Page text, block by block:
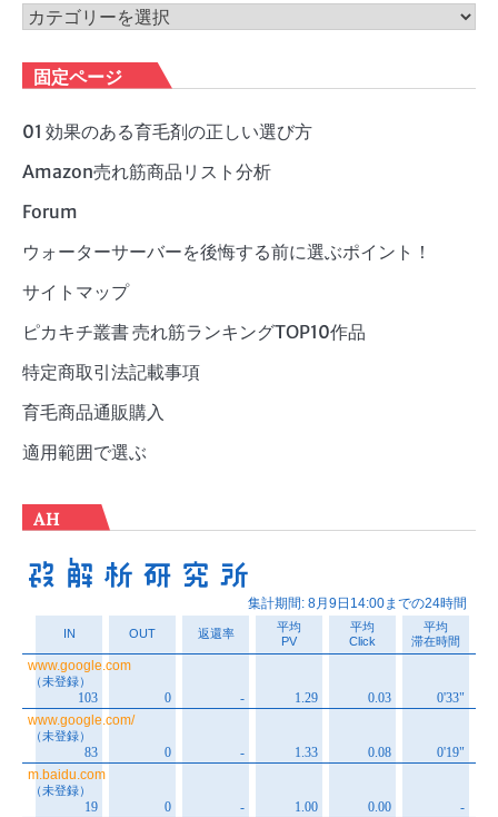
ブ
カ
ゴ
リ
ー
固定ページ
01 効果のある育毛剤の正しい選び方
Amazon売れ筋商品リスト分析
Forum
ウォーターサーバーを後悔する前に選ぶポイント！
サイトマップ
ピカキチ叢書 売れ筋ランキングTOP10作品
特定商取引法記載事項
育毛商品通販購入
適用範囲で選ぶ
AH